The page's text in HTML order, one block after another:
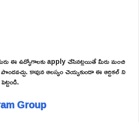
ఈ ఉద్యోగాలకు apply చేసినట్లయితే మీరు మంచి
కావున ఆలస్యం చెయ్యకుండా ఈ ఆర్టికల్ ని
Group